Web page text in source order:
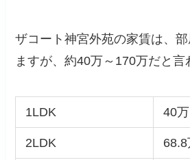
ザコート神宮外苑の家賃は、
ますが、約40万～170万だと言
1LDK 40
2LDK 68.8